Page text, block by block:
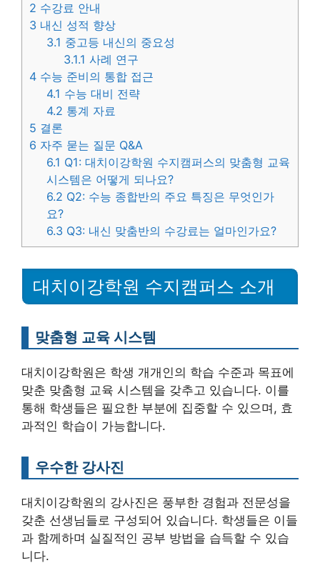
2 수강료 안내
3 내신 성적 향상
3.1 중고등 내신의 중요성
3.1.1 사례 연구
4 수능 준비의 통합 접근
4.1 수능 대비 전략
4.2 통계 자료
5 결론
6 자주 묻는 질문 Q&A
6.1 Q1: 대치이강학원 수지캠퍼스의 맞춤형 교육
시스템은 어떻게 되나요?
6.2 Q2: 수능 종합반의 주요 특징은 무엇인가
요?
6.3 Q3: 내신 맞춤반의 수강료는 얼마인가요?
대치이강학원 수지캠퍼스 소개
맞춤형 교육 시스템
대치이강학원은 학생 개개인의 학습 수준과 목표에
맞춘 맞춤형 교육 시스템을 갖추고 있습니다. 이를
통해 학생들은 필요한 부분에 집중할 수 있으며, 효
과적인 학습이 가능합니다.
우수한 강사진
대치이강학원의 강사진은 풍부한 경험과 전문성을
갖춘 선생님들로 구성되어 있습니다. 학생들은 이들
과 함께하며 실질적인 공부 방법을 습득할 수 있습
니다.